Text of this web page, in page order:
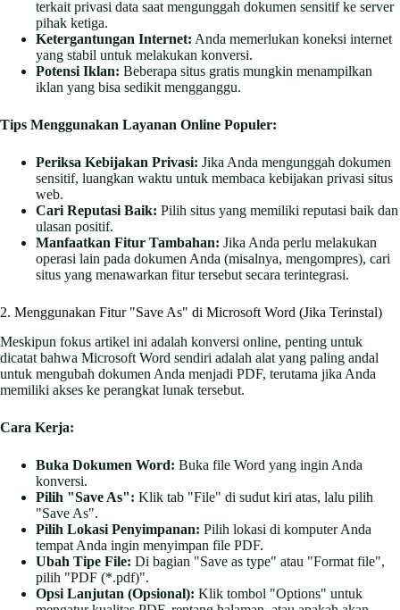
terkait privasi data saat mengunggah dokumen sensitif ke server
pihak ketiga.
Ketergantungan Internet: Anda memerlukan koneksi internet
yang stabil untuk melakukan konversi.
Potensi Iklan: Beberapa situs gratis mungkin menampilkan
iklan yang bisa sedikit mengganggu.
Tips Menggunakan Layanan Online Populer:
Periksa Kebijakan Privasi: Jika Anda mengunggah dokumen
sensitif, luangkan waktu untuk membaca kebijakan privasi situs
web.
Cari Reputasi Baik: Pilih situs yang memiliki reputasi baik dan
ulasan positif.
Manfaatkan Fitur Tambahan: Jika Anda perlu melakukan
operasi lain pada dokumen Anda (misalnya, mengompres), cari
situs yang menawarkan fitur tersebut secara terintegrasi.
2. Menggunakan Fitur "Save As" di Microsoft Word (Jika Terinstal)
Meskipun fokus artikel ini adalah konversi online, penting untuk
dicatat bahwa Microsoft Word sendiri adalah alat yang paling andal
untuk mengubah dokumen Anda menjadi PDF, terutama jika Anda
memiliki akses ke perangkat lunak tersebut.
Cara Kerja:
Buka Dokumen Word: Buka file Word yang ingin Anda
konversi.
Pilih "Save As": Klik tab "File" di sudut kiri atas, lalu pilih
"Save As".
Pilih Lokasi Penyimpanan: Pilih lokasi di komputer Anda
tempat Anda ingin menyimpan file PDF.
Ubah Tipe File: Di bagian "Save as type" atau "Format file",
pilih "PDF (*.pdf)".
Opsi Lanjutan (Opsional): Klik tombol "Options" untuk